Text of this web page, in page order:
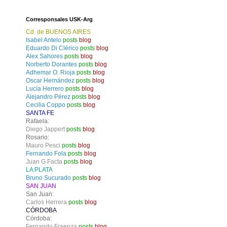
Corresponsales USK-Arg
Cd. de BUENOS AIRES
Isabel Antelo posts blog
Eduardo Di Clérico posts blog
Alex Sahores posts blog
Norberto Dorantes posts blog
Adhemar O. Rioja posts blog
Oscar Hernández posts blog
Lucía Herrero posts blog
Alejandro Pérez posts blog
Cecilia Coppo posts blog
SANTA FE
Rafaela:
Diego Jappert posts blog
Rosario:
Mauro Pesci posts blog
Fernando Fola posts blog
Juan G Facta posts blog
LA PLATA
Bruno Sucurado posts blog
SAN JUAN
San Juan:
Carlos Herrera posts blog
CÓRDOBA
Córdoba: